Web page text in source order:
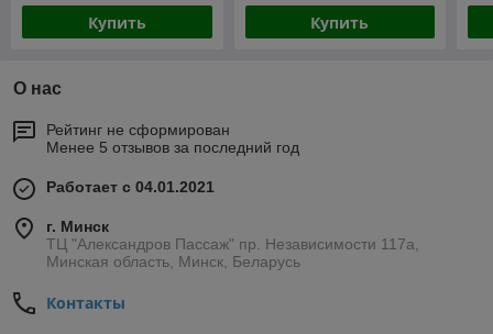
Купить Купить
О нас
Рейтинг не сформирован
Менее 5 отзывов за последний год
Работает с 04.01.2021
г. Минск
ТЦ "Александров Пассаж" пр. Независимости 117а,
Минская область, Минск, Беларусь
Контакты